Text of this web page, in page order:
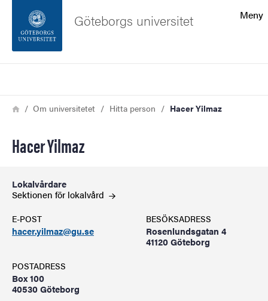
Sidfoten
Meny
Göteborgs universitet
Länkstig
HemOm universitetet Hitta person Hacer Yilmaz
Hacer Yilmaz
Lokalvårdare
Sektionen för lokalvård
E-POST
hacer.yilmaz@gu.se
BESÖKSADRESS
Rosenlundsgatan 4
41120 Göteborg
POSTADRESS
Box 100
40530 Göteborg